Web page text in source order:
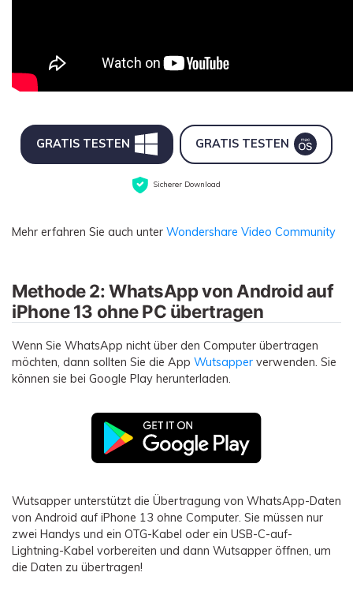
GRATIS TESTEN GRATIS TESTEN
Sicherer Download
Mehr erfahren Sie auch unter Wondershare Video Community
Methode 2: WhatsApp von Android auf
iPhone 13 ohne PC übertragen
Wenn Sie WhatsApp nicht über den Computer übertragen
möchten, dann sollten Sie die App Wutsapper verwenden. Sie
können sie bei Google Play herunterladen.
Wutsapper unterstützt die Übertragung von WhatsApp-Daten
von Android auf iPhone 13 ohne Computer. Sie müssen nur
zwei Handys und ein OTG-Kabel oder ein USB-C-auf-
Lightning-Kabel vorbereiten und dann Wutsapper öffnen, um
die Daten zu übertragen!